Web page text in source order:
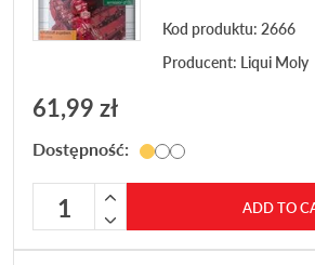
Kod produktu: 2666
Producent: Liqui Moly
61,99zł
Dostępność:
Oczyszczacz wtryskiwaczy LIQUI
ADD TO